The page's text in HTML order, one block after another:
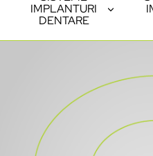
IMPLANTURI
DENTARE